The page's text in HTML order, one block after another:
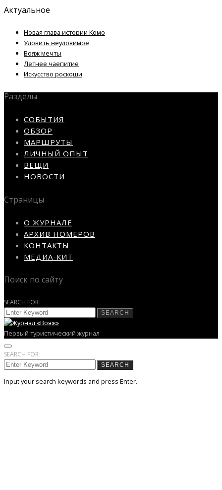
Актуальное
Новая глава истории Комо
Уловить неуловимое
Вояж мечты
Летнее чаепитие
Искусство роскоши
Разделы
СОБЫТИЯ
ОБЗОР
МАРШРУТЫ
ЛИЧНЫЙ ОПЫТ
ВЕЩИ
НОВОСТИ
Страницы
О ЖУРНАЛЕ
АРХИВ НОМЕРОВ
КОНТАКТЫ
МЕДИА-КИТ
Поиск по сайту
SEARCH FOR:
SEARCH
Первый туристический журнал
SEARCH FOR:
SEARCH
Input your search keywords and press Enter.